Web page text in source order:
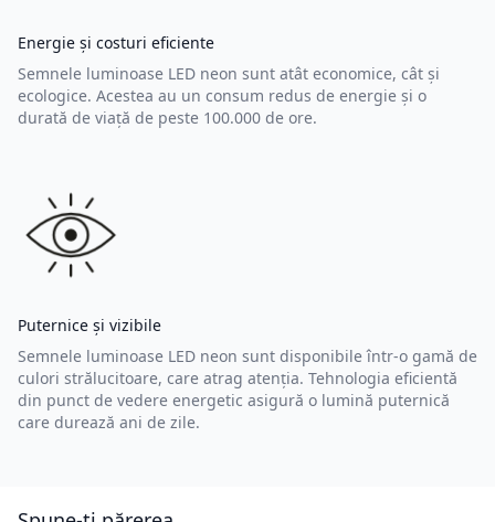
Energie și costuri eficiente
Semnele luminoase LED neon sunt atât economice, cât și
ecologice. Acestea au un consum redus de energie și o
durată de viață de peste 100.000 de ore.
Puternice și vizibile
Semnele luminoase LED neon sunt disponibile într-o gamă de
culori strălucitoare, care atrag atenția. Tehnologia eficientă
din punct de vedere energetic asigură o lumină puternică
care durează ani de zile.